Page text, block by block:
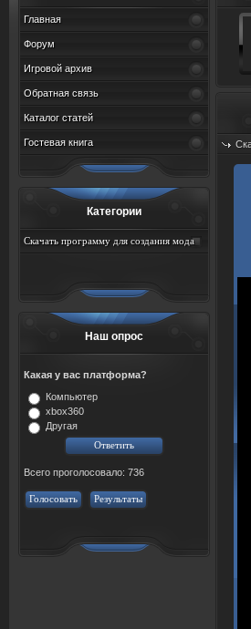
Главная
Форум
Игровой архив
Обратная связь
Каталог статей
Гостевая книга
Категории
Скачать программу для создания мода
Наш опрос
Какая у вас платформа?
Компьютер
xbox360
Другая
Всего проголосовало: 736
Голосовать Результаты